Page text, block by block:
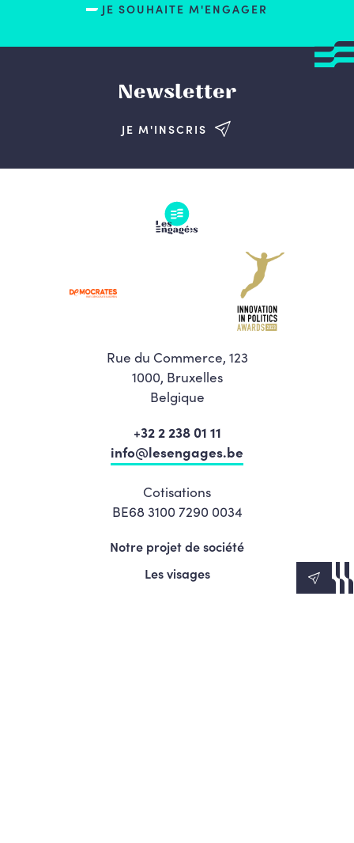
JE SOUHAITE M'ENGAGER
Newsletter
JE M'INSCRIS
Rue du Commerce, 123
1000, Bruxelles
Belgique
+32 2 238 01 11
info@lesengages.be
Cotisations
BE68 3100 7290 0034
Notre projet de société
Les visages